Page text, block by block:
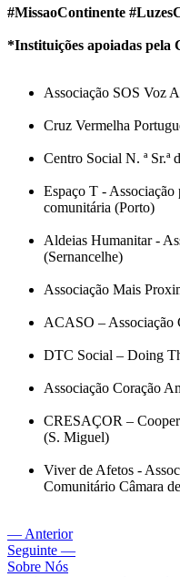
#MissaoContinente
*Instituições apoiadas pela
Associação SOS Voz
Cruz Vermelha
Centro Social N. ª
Espaço T - Associação
comunitária (Porto)
Aldeias Humanitar -
(Sernancelhe)
Associação Mais
ACASO – Associação
DTC Social – Doing
Associação Coração
CRESAÇOR –
(S. Miguel)
Viver de Afetos -
Comunitário Câmara
— Anterior
Seguinte —
Sobre Nós